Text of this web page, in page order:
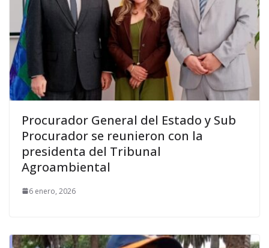
Procurador General del Estado y Sub
Procurador se reunieron con la
presidenta del Tribunal
Agroambiental
6 enero, 2026